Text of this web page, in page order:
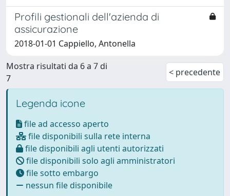
Profili gestionali dell'azienda di
assicurazione
2018-01-01 Cappiello, Antonella
Mostra risultati da 6 a 7 di
7
< precedente
Legenda icone
file ad accesso aperto
file disponibili sulla rete interna
file disponibili agli utenti autorizzati
file disponibili solo agli amministratori
file sotto embargo
nessun file disponibile